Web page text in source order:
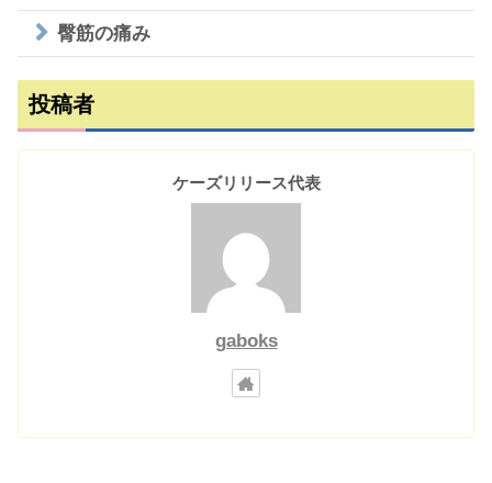
臀筋の痛み
投稿者
ケーズリリース代表
gaboks